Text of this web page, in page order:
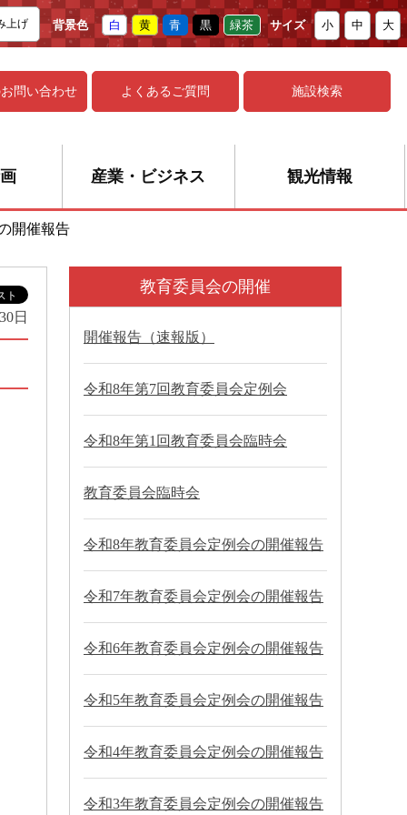
上げ 背景色 白 黄 青 黒 緑茶 サイズ 小 中 大
お問い合わせ よくあるご質問 施設検索
産業・ビジネス 観光情報
開催報告
日
教育委員会の開催
開催報告（速報版）
令和8年第7回教育委員会定例会
令和8年第1回教育委員会臨時会
教育委員会臨時会
令和8年教育委員会定例会の開催報告
令和7年教育委員会定例会の開催報告
令和6年教育委員会定例会の開催報告
令和5年教育委員会定例会の開催報告
令和4年教育委員会定例会の開催報告
令和3年教育委員会定例会の開催報告